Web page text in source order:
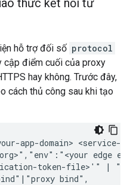
thức kết nối từ
hỗ trợ đối số protocol
cập điểm cuối của proxy
hay không. Trước đây,
cách thủ công sau khi tạo
app-domain> <service-
edge
token-file>'" |
bind",